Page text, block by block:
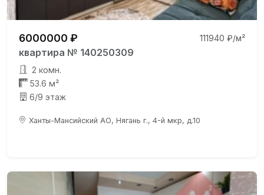
6000000 ₽ 111940 ₽/м²
квартира № 140250309
2 комн.
53.6 м²
6/9 этаж
Ханты-Мансийский АО, Нягань г., 4-й мкр, д.10